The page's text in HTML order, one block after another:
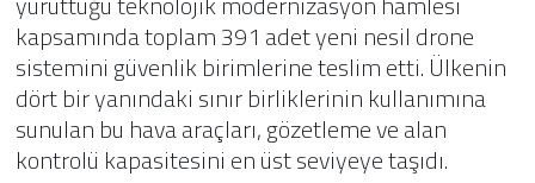
kapsamında toplam 391 adet yeni nesil drone
sistemini güvenlik birimlerine teslim etti. Ülkenin
dört bir yanındaki sınır birliklerinin kullanımına
sunulan bu hava araçları, gözetleme ve alan
kontrolü kapasitesini en üst seviyeye taşıdı.
Teknoloji
Yaşam
Sağlık